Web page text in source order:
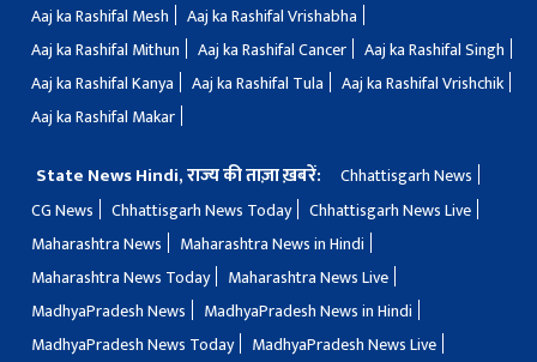
Aaj ka Rashifal Mesh
Aaj ka Rashifal Vrishabha
Aaj ka Rashifal Mithun
Aaj ka Rashifal Cancer
Aaj ka Rashifal Singh
Aaj ka Rashifal Kanya
Aaj ka Rashifal Tula
Aaj ka Rashifal Vrishchik
Aaj ka Rashifal Makar
State News Hindi, राज्य की ताज़ा ख़बरें:
Chhattisgarh News
CG News
Chhattisgarh News Today
Chhattisgarh News Live
Maharashtra News
Maharashtra News in Hindi
Maharashtra News Today
Maharashtra News Live
MadhyaPradesh News
MadhyaPradesh News in Hindi
MadhyaPradesh News Today
MadhyaPradesh News Live